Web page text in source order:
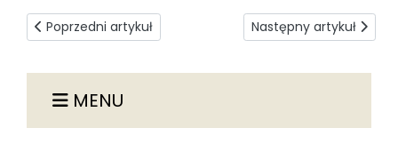
MENU
Poprzedni artykuł: Praca dyplomowa, egzamin
Poprzedni artykuł Następny artykuł:
Następny artykuł